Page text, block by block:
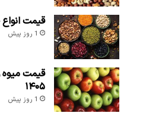
قیمت انواع
1 روز پیش
۱۴۰۵
1 روز پیش